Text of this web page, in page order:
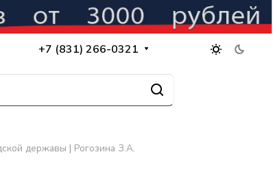
+7 (831) 266-0321
державы | Рогозина З.А.